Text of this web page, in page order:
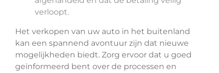
verloopt.
Het verkopen van uw auto in het buitenland
kan een spannend avontuur zijn dat nieuwe
mogelijkheden biedt. Zorg ervoor dat u goed
geïnformeerd bent over de processen en